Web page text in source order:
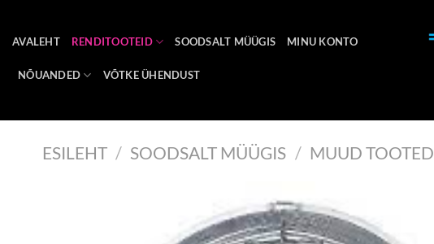
content
AVALEHT RENDITOOTEID SOODSALT MÜÜGIS MINU KONTO
NÕUANDED VÕTKE ÜHENDUST
ESILEHT / SOODSALT MÜÜGIS / MUUD TOOTED